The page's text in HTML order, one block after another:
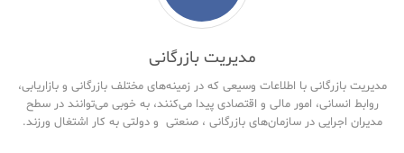
مدیریت بازرگانی
مدیریت بازرگانی با اطلاعات وسیعی که در زمینه‌های مختلف بازرگانی و بازاریابی،
روابط انسانی، امور مالی و اقتصادی پیدا می‌کنند، به خوبی می‌توانند در سطح
مدیران اجرایی در سازمان‌های بازرگانی ، صنعتی و دولتی به کار اشتغال ورزند.